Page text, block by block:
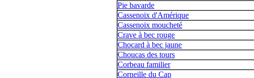
Pie bavarde
Cassenoix d'Amérique
Cassenoix moucheté
Crave à bec rouge
Chocard à bec jaune
Choucas des tours
Corbeau familier
Corneille du Cap